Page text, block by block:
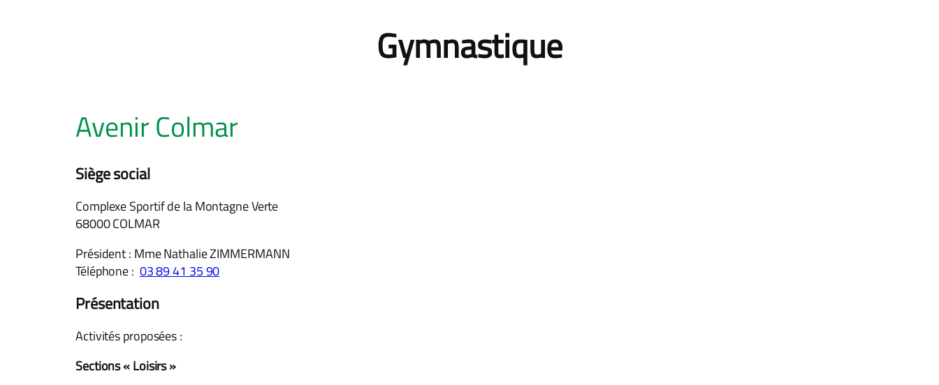
Gymnastique
Avenir Colmar
Siège social
Complexe Sportif de la Montagne Verte
68000 COLMAR
Président : Mme Nathalie ZIMMERMANN
Téléphone : 03 89 41 35 90
Présentation
Activités proposées :
Sections « Loisirs »